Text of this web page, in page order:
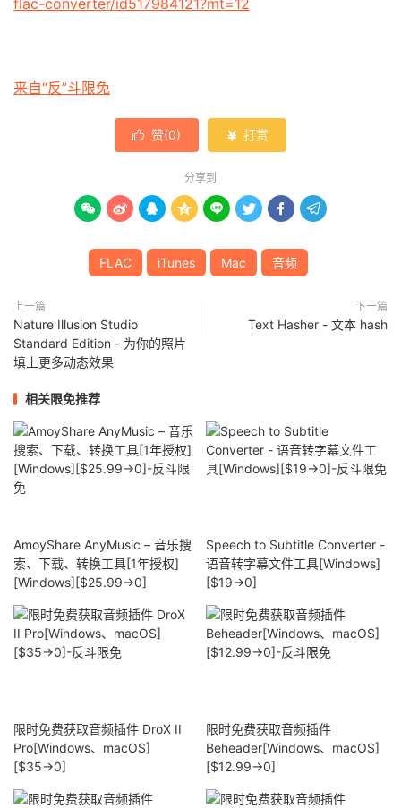
flac-converter/id517984121?mt=12
来自“反”斗限免
 赞(0)  打赏
分享到
       
FLAC iTunes Mac 音频
上一篇
Nature Illusion Studio
Standard Edition - 为你的照片
填上更多动态效果
下一篇
Text Hasher - 文本 hash
相关限免推荐
AmoyShare AnyMusic – 音乐搜
索、下载、转换工具[1年授权]
[Windows][$25.99→0]
Speech to Subtitle Converter -
语音转字幕文件工具[Windows]
[$19→0]
限时免费获取音频插件 DroX II
Pro[Windows、macOS]
[$35→0]
限时免费获取音频插件
Beheader[Windows、macOS]
[$12.99→0]